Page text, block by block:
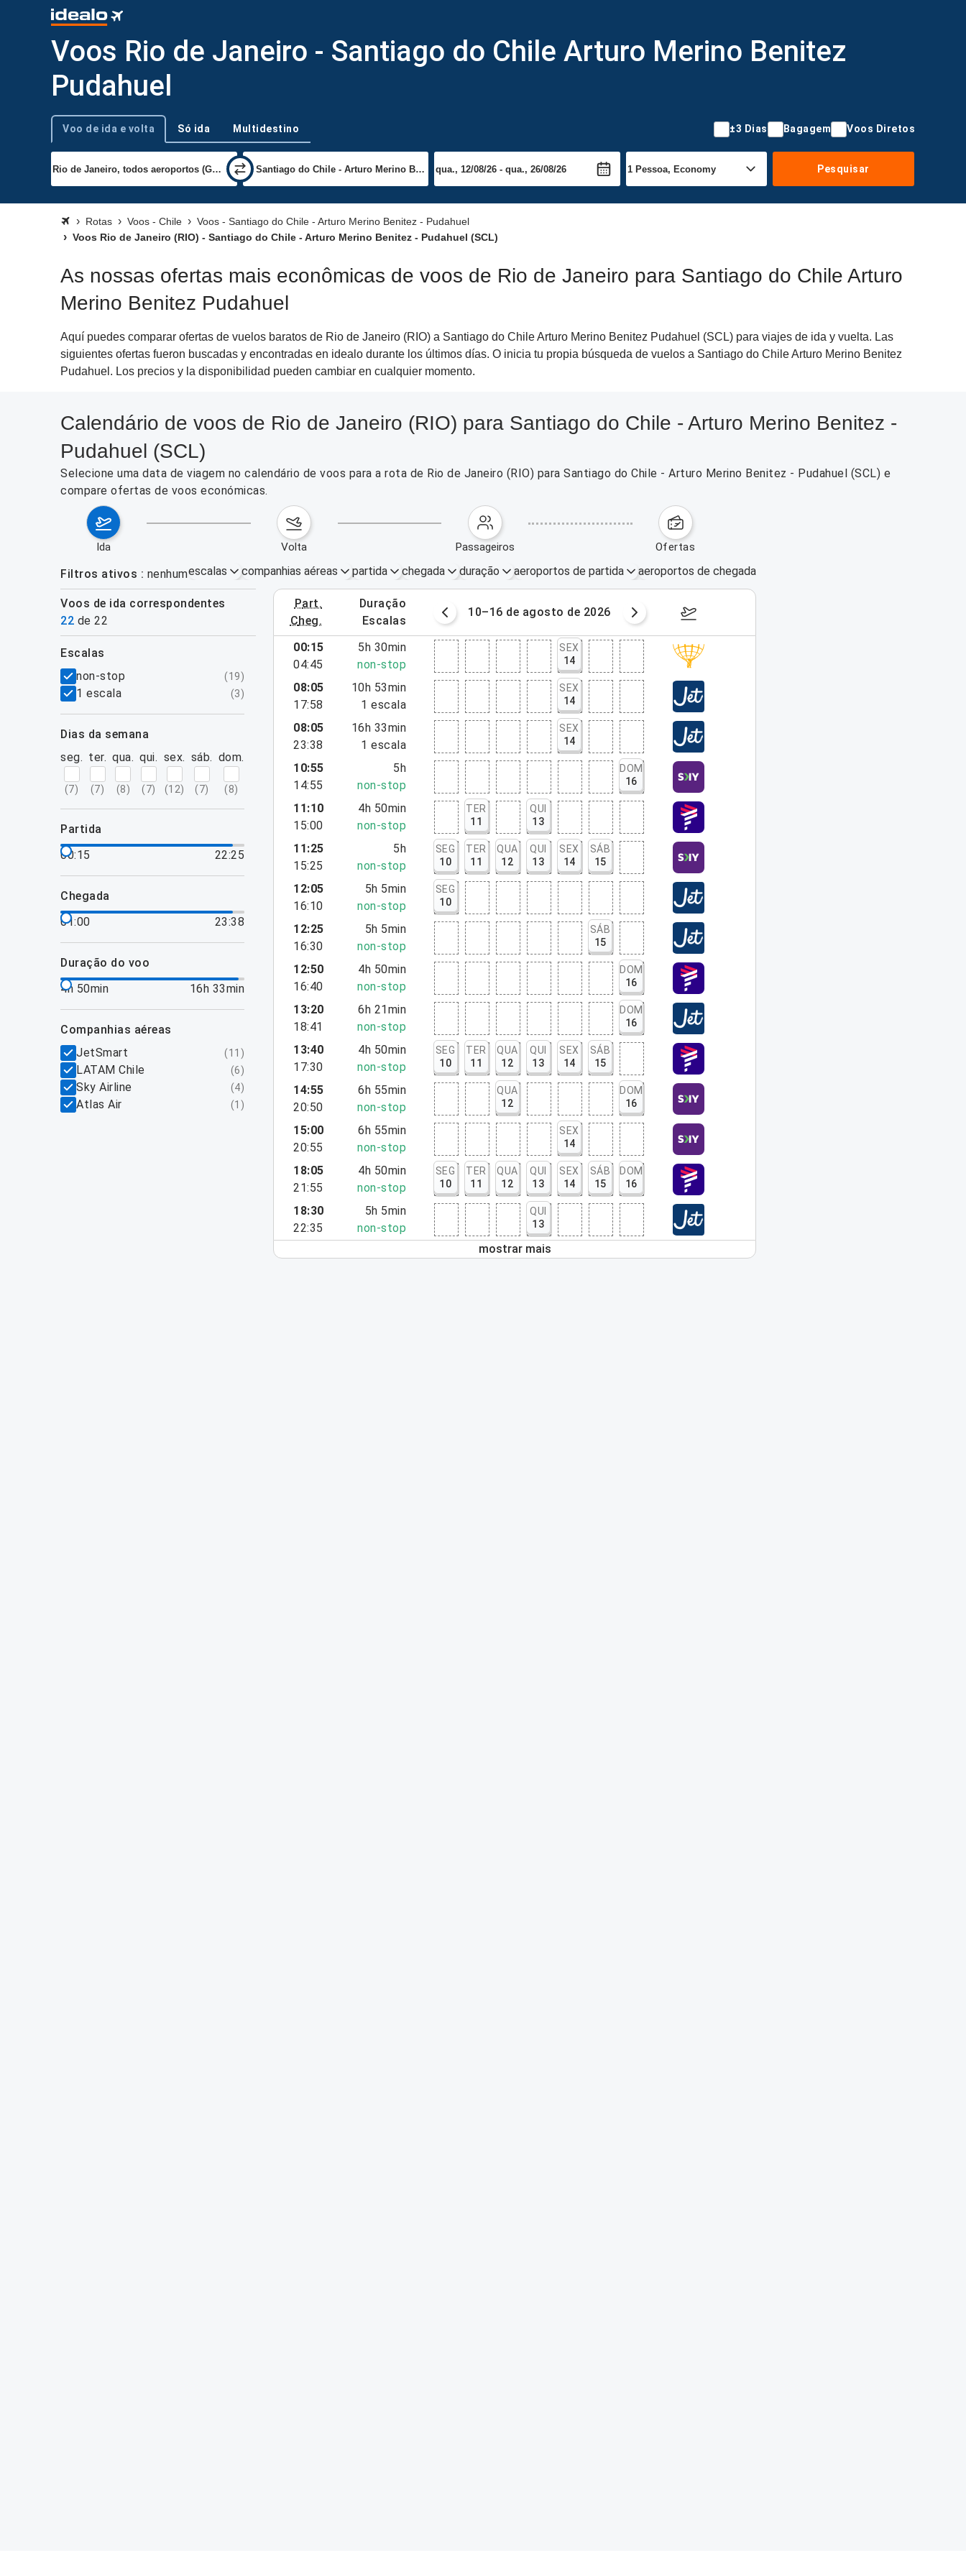
Voos Rio de Janeiro - Santiago do Chile Arturo Merino Benitez
Pudahuel
Tipo de viagem
Voo de ida e volta Só ida Multidestino ±3 Dias Bagagem Voos Diretos
Pesquisar
Rotas Voos - Chile
Voos - Santiago do Chile - Arturo Merino Benitez - Pudahuel
Voos Rio de Janeiro (RIO) - Santiago do Chile - Arturo Merino Benitez - Pudahuel (SCL)
As nossas ofertas mais econômicas de voos de Rio de Janeiro para Santiago do Chile Arturo
Merino Benitez Pudahuel
Aquí puedes comparar ofertas de vuelos baratos de Rio de Janeiro (RIO) a Santiago do Chile Arturo Merino Benitez Pudahuel (SCL) para viajes de ida y vuelta. Las
siguientes ofertas fueron buscadas y encontradas en idealo durante los últimos días. O inicia tu propia búsqueda de vuelos a Santiago do Chile Arturo Merino Benitez
Pudahuel. Los precios y la disponibilidad pueden cambiar en cualquier momento.
Calendário de voos de Rio de Janeiro (RIO) para Santiago do Chile - Arturo Merino Benitez -
Pudahuel (SCL)
Selecione uma data de viagem no calendário de voos para a rota de Rio de Janeiro (RIO) para Santiago do Chile - Arturo Merino Benitez - Pudahuel (SCL) e
compare ofertas de voos económicas.
ida volta passageiros ofertas
Filtros ativos nenhumescalas companhias aéreas partida chegada duração aeroportos de partida aeroportos de chegada
Voos de ida correspondentes
22 de 22
part.
cheg.
duração
escalas
3–9 de agosto de 2026 10–16 de agosto de 2026 17–23 de agosto de 2026
filtros
escalas
non-stop
(19)
1 escala (3)
dias da semana
seg.
(7)
ter.
(7)
qua.
(8)
qui.
(7)
sex.
(12)
sáb.
(7)
dom.
(8)
partida
00:15
22:25
chegada
01:00
23:38
duração do voo
4h 50min
16h 33min
companhias aéreas
JetSmart
(11 )
LATAM Chile (6)
Sky Airline (4)
Atlas Air (1 )
mais
00:15
04:45
5h 30min
non-stop
SEX
14
08:05
17:58
10h 53min
1 escala
SEX
14
08:05
23:38
16h 33min
1 escala
SEX
14
10:55
14:55
5h
non-stop
DOM
16
11:10
15:00
4h 50min
non-stop
TER
11
QUI
13
11:25
15:25
5h
non-stop
SEG
10
TER
11
QUA
12
QUI
13
SEX
14
SÁB
15
12:05
16:10
5h 5min
non-stop
SEG
10
12:25
16:30
5h 5min
non-stop
SÁB
15
12:50
16:40
4h 50min
non-stop
DOM
16
13:20
18:41
6h 21min
non-stop
DOM
16
13:40
17:30
4h 50min
non-stop
SEG
10
TER
11
QUA
12
QUI
13
SEX
14
SÁB
15
14:55
20:50
6h 55min
non-stop
QUA
12
DOM
16
15:00
20:55
6h 55min
non-stop
SEX
14
18:05
21:55
4h 50min
non-stop
SEG
10
TER
11
QUA
12
QUI
13
SEX
14
SÁB
15
DOM
16
18:30
22:35
5h 5min
non-stop
QUI
13
mostrar mais